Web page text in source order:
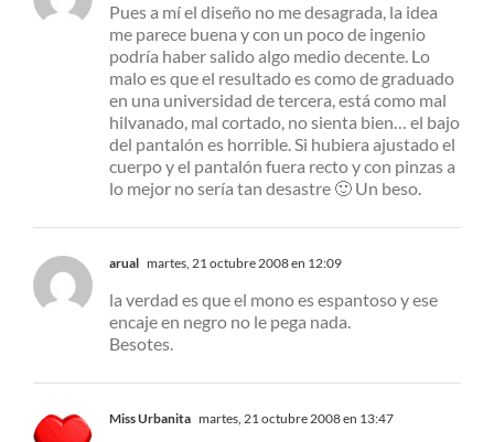
Pues a mí el diseño no me desagrada, la idea
me parece buena y con un poco de ingenio
podría haber salido algo medio decente. Lo
malo es que el resultado es como de graduado
en una universidad de tercera, está como mal
hilvanado, mal cortado, no sienta bien… el bajo
del pantalón es horrible. Si hubiera ajustado el
cuerpo y el pantalón fuera recto y con pinzas a
lo mejor no sería tan desastre 🙂 Un beso.
arual martes, 21 octubre 2008 en 12:09
la verdad es que el mono es espantoso y ese
encaje en negro no le pega nada.
Besotes.
Miss Urbanita martes, 21 octubre 2008 en 13:47